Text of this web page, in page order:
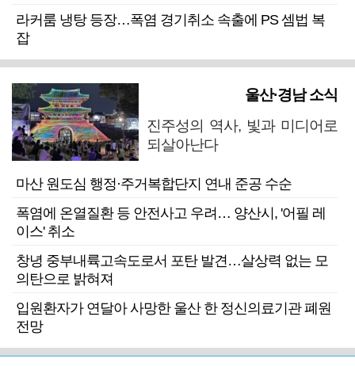
라커룸 냉탕 등장…폭염 경기취소 속출에 PS 셈법 복
잡
울산·경남 소식
진주성의 역사, 빛과 미디어로
되살아난다
마산 원도심 행정·주거복합단지 연내 준공 수순
폭염에 온열질환 등 안전사고 우려… 양산시, '어필 레
이스' 취소
창녕 중부내륙고속도로서 포탄 발견…살상력 없는 모
의탄으로 밝혀져
입원환자가 연달아 사망한 울산 한 정신의료기관 폐원
전망